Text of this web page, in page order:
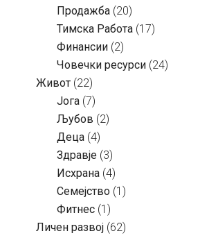
Продажба (20)
Тимска Работа (17)
Финансии (2)
Човечки ресурси (24)
Живот (22)
Јога (7)
Љубов (2)
Деца (4)
Здравје (3)
Исхрана (4)
Семејство (1)
Фитнес (1)
Личен развој (62)